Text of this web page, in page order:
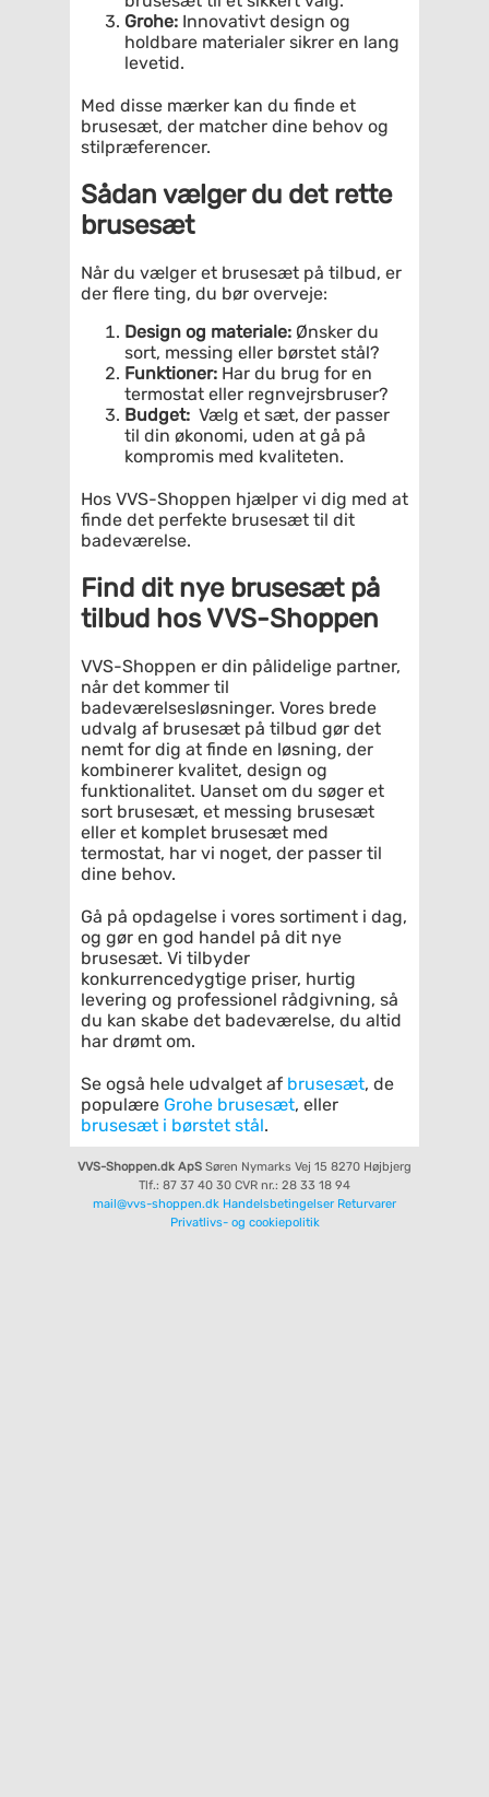
Grohe: Innovativt design og
holdbare materialer sikrer en lang
levetid.
Med disse mærker kan du finde et
brusesæt, der matcher dine behov og
stilpræferencer.
Sådan vælger du det rette
brusesæt
Når du vælger et brusesæt på tilbud, er
der flere ting, du bør overveje:
Design og materiale: Ønsker du
sort, messing eller børstet stål?
Funktioner: Har du brug for en
termostat eller regnvejrsbruser?
Budget: Vælg et sæt, der passer
til din økonomi, uden at gå på
kompromis med kvaliteten.
Hos VVS-Shoppen hjælper vi dig med at
finde det perfekte brusesæt til dit
badeværelse.
Find dit nye brusesæt på
tilbud hos VVS-Shoppen
VVS-Shoppen er din pålidelige partner,
når det kommer til
badeværelsesløsninger. Vores brede
udvalg af brusesæt på tilbud gør det
nemt for dig at finde en løsning, der
kombinerer kvalitet, design og
funktionalitet. Uanset om du søger et
sort brusesæt, et messing brusesæt
eller et komplet brusesæt med
termostat, har vi noget, der passer til
dine behov.
Gå på opdagelse i vores sortiment i dag,
og gør en god handel på dit nye
brusesæt. Vi tilbyder
konkurrencedygtige priser, hurtig
levering og professionel rådgivning, så
du kan skabe det badeværelse, du altid
har drømt om.
Se også hele udvalget af brusesæt, de
populære Grohe brusesæt, eller
brusesæt i børstet stål.
VVS-Shoppen.dk ApS Søren Nymarks Vej 15 8270 Højbjerg
Tlf.: 87 37 40 30 CVR nr.: 28 33 18 94
mail@vvs-shoppen.dk Handelsbetingelser Returvarer
Privatlivs- og cookiepolitik